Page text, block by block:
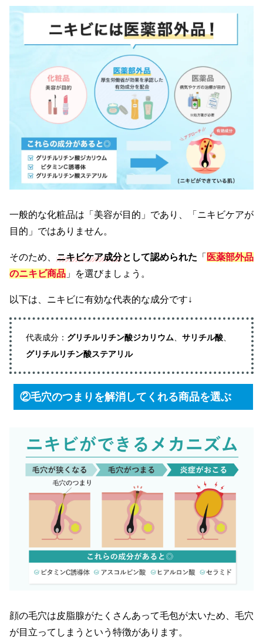
一般的な化粧品は「美容が目的」であり、「ニキビケアが
目的」ではありません。
そのため、 ニキビケア成分として認められた 「 医薬部外品
のニキビ商品 」を選びましょう。
以下は、ニキビに有効な代表的な成分です↓
代表成分： グリチルリチン酸ジカリウム、 サリチル酸、
グリチルリチン酸ステアリル
②毛穴のつまりを解消してくれる商品を選ぶ
顔の毛穴は皮脂腺がたくさんあって毛包が太いため、毛穴
が目立ってしまうという特徴があります。